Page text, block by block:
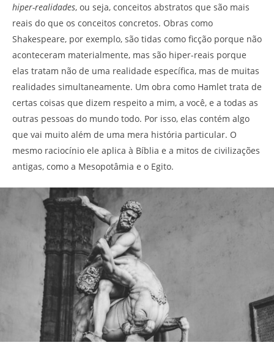
hiper-realidades, ou seja, conceitos abstratos que são mais
reais do que os conceitos concretos. Obras como
Shakespeare, por exemplo, são tidas como ficção porque não
aconteceram materialmente, mas são hiper-reais porque
elas tratam não de uma realidade específica, mas de muitas
realidades simultaneamente. Um obra como Hamlet trata de
certas coisas que dizem respeito a mim, a você, e a todas as
outras pessoas do mundo todo. Por isso, elas contém algo
que vai muito além de uma mera história particular. O
mesmo raciocínio ele aplica à Bíblia e a mitos de civilizações
antigas, como a Mesopotâmia e o Egito.